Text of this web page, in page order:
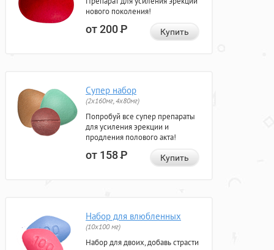
нового поколения!
от 200Р Купить
Супер набор
(2х160мг, 4х80мг)
Попробуй все супер препараты
для усиления эрекции и
продления полового акта!
от 158Р Купить
Набор для влюбленных
(10х100 мг)
Набор для двоих, добавь страсти